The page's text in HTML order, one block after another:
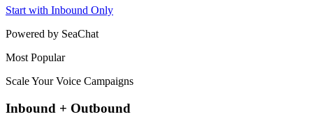
Start with Inbound Only
Powered by SeaChat
Most Popular
Scale Your Voice Campaigns
Inbound + Outbound